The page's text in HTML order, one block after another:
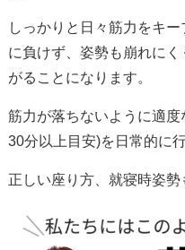
しっかりと日々筋力をキ
に負けず、姿勢も崩れに
がることになります。
筋力が落ちないように適
30分以上目安)を日常的に
正しい座り方、就寝時姿勢